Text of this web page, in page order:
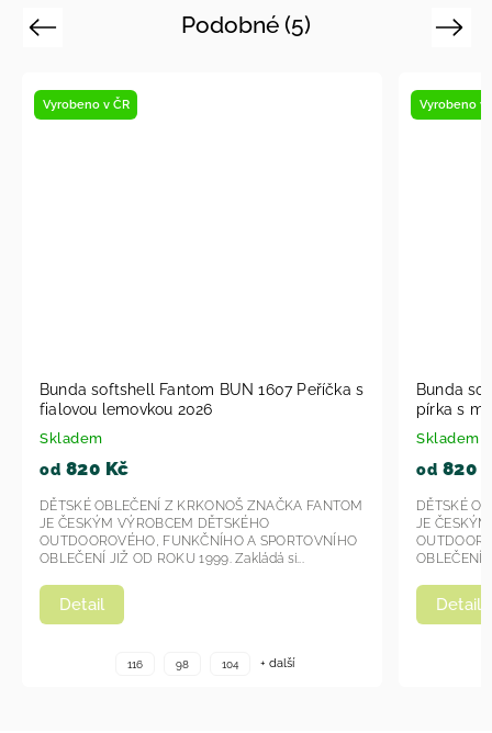
Podobné (5)
Previous
Peříčka s
FANTOM
Bunda softshell Fantom BUN 0306 Větší
pírka s modrou lemovkou 2026
od
DĚTSKÉ OBLEČENÍ Z KRKONOŠ ZNAČKA FANTOM
JE ČESKÝM VÝROBCEM DĚTSKÉHO
OUTDOOROVÉHO, FUNKČNÍHO A SPORTOVNÍHO
OBLEČENÍ JIŽ OD ROKU 1999. Zakládá si...
116 98
Next